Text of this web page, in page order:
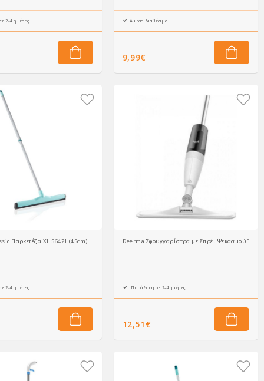
2-4 ημέρες Άμεσα διαθέσιμο
9,99€
Παρκετέζα XL 56421 (45cm)
2-4 ημέρες
Deerma Σφουγγαρίστρα με Σπρέι Ψεκασμού TB500
Παράδοση σε 2-4 ημέρες
12,51€